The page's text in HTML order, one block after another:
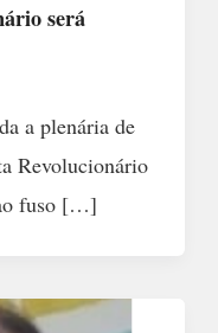
será
a plenária de
Revolucionário
fuso […]